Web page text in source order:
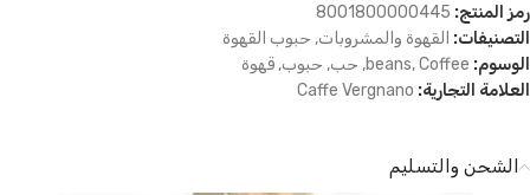
رمز المنتج: 8001800000445
التصنيفات: القهوة والمشروبات, حبوب القهوة
الوسوم:
beans,Coffee
, حب, حبوب, قهوة
العلامة التجارية: Caffe Vergnano
الشحن والتسليم